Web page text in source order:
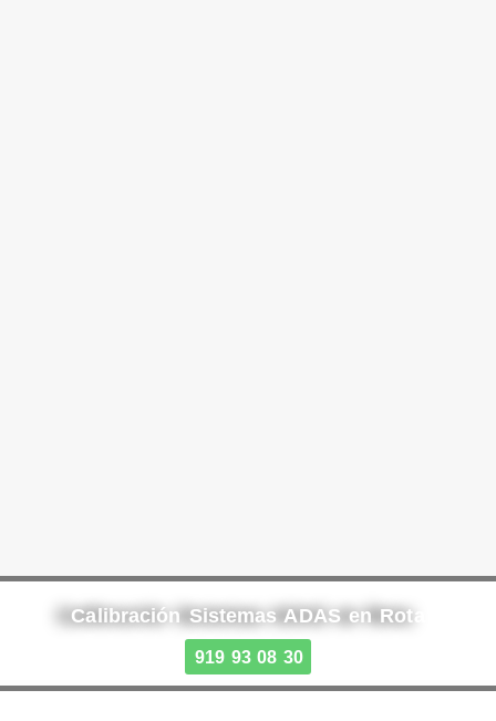
Calibración Sistemas ADAS en Rota
919 93 08 30